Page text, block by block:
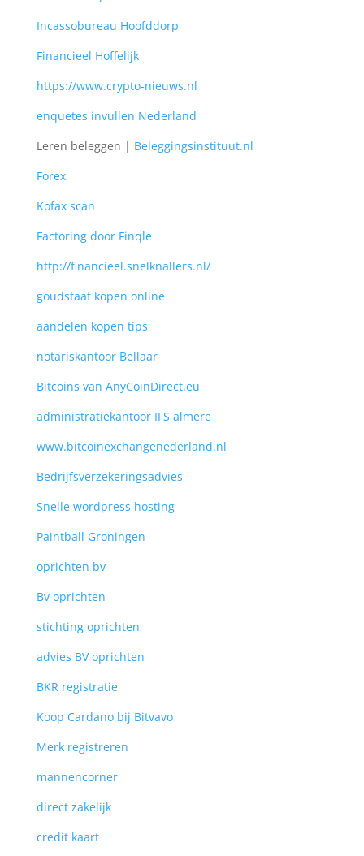
Incassobureau Hoofddorp
Financieel Hoffelijk
https://www.crypto-nieuws.nl
enquetes invullen Nederland
Leren beleggen | Beleggingsinstituut.nl
Forex
Kofax scan
Factoring door Finqle
http://financieel.snelknallers.nl/
goudstaaf kopen online
aandelen kopen tips
notariskantoor Bellaar
Bitcoins van AnyCoinDirect.eu
administratiekantoor IFS almere
www.bitcoinexchangenederland.nl
Bedrijfsverzekeringsadvies
Snelle wordpress hosting
Paintball Groningen
oprichten bv
Bv oprichten
stichting oprichten
advies BV oprichten
BKR registratie
Koop Cardano bij Bitvavo
Merk registreren
mannencorner
direct zakelijk
credit kaart